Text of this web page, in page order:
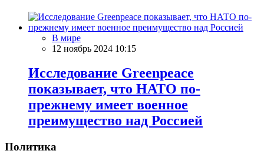
В мире
12 ноябрь 2024 10:15
Исследование Greenpeace
показывает, что НАТО по-
прежнему имеет военное
преимущество над Россией
Политика